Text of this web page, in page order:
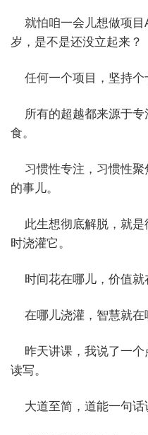
就怕咱一会儿想做项目
岁，是不是还没立起来？
任何一个项目，坚持个
所有的超越都来源于专
食。
习惯性专注，习惯性聚
的事儿。
此生想彻底解脱，就是
时浇灌它。
时间花在哪儿，价值就
在哪儿浇灌，智慧就在
昨天讲课，我说了一个
读写。
大道至简，道能一句话